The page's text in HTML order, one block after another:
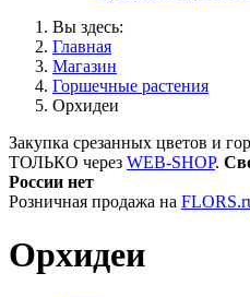
Вы здесь:
Главная
Магазин
Горшечные растения
Орхидеи
Закупка срезанных цветов и
ТОЛЬКО через WEB-SHOP.
России нет
Розничная продажа на
Орхидеи